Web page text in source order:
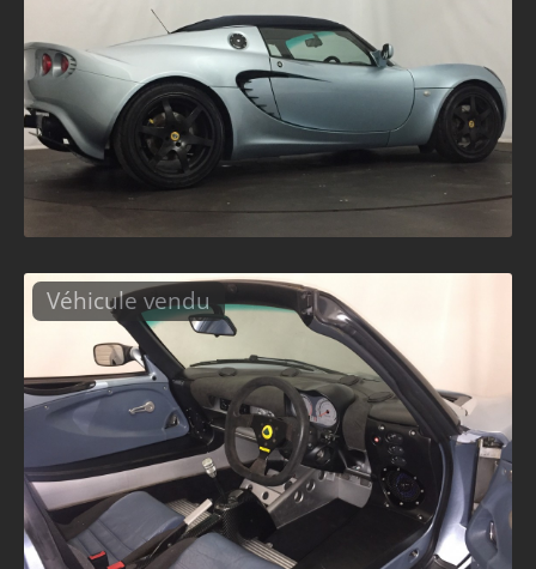
Véhicule vendu